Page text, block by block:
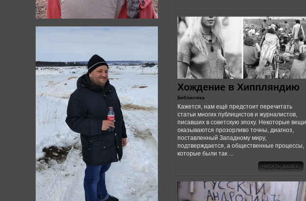
Хождение в Хиппляндию
Библиотека
Кажется, нам ещё предстоит перечитать
статьи многих публицистов и журналистов,
писавших в советскую эпоху. Некоторые вещи
оказываются прозорливо точны, диагноз,
поставленный Западному миру,
подтверждается, а общественные процессы,
которые были так ...
ЧИТАТЬ ДАЛЕЕ